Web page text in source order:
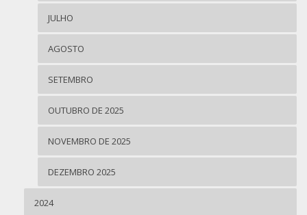
JULHO
AGOSTO
SETEMBRO
OUTUBRO DE 2025
NOVEMBRO DE 2025
DEZEMBRO 2025
2024